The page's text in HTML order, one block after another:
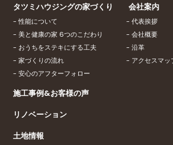
それがあるとき
（5）予め次の事項を告知あるいは公
合
利用目的に第三者への提供を含むこ
止すること
タツミハウジングの家づくり
会社案内
性能について
代表挨拶
美と健康の家 6つのこだわり
会社概要
おうちをステキにする工夫
沿革
家づくりの流れ
アクセスマッ
安心のアフターフォロー
施工事例&お客様の声
リノベーション
土地情報